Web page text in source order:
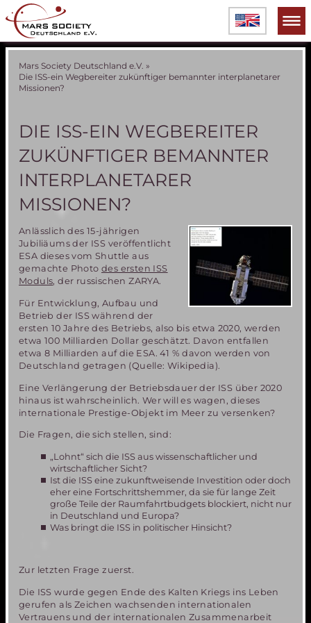
Mars Society Deutschland e.V. »
Die ISS-ein Wegbereiter zukünftiger bemannter interplanetarer
Missionen?
DIE ISS-EIN WEGBEREITER
ZUKÜNFTIGER BEMANNTER
INTERPLANETARER
MISSIONEN?
Anlässlich des 15-jährigen
Jubiliäums der ISS veröffentlicht
ESA dieses vom Shuttle aus
gemachte Photodes ersten ISS
Moduls, der russischen ZARYA.
Für Entwicklung, Aufbau und
Betrieb der ISS während der
ersten 10 Jahre des Betriebs, also bis etwa 2020, werden
etwa 100 Milliarden Dollar geschätzt. Davon entfallen
etwa 8 Milliarden auf die ESA. 41 % davon werden von
Deutschland getragen (Quelle: Wikipedia).
Eine Verlängerung der Betriebsdauer der ISS über 2020
hinaus ist wahrscheinlich. Wer will es wagen, dieses
internationale Prestige-Objekt im Meer zu versenken?
Die Fragen, die sich stellen, sind:
„Lohnt“ sich die ISS aus wissenschaftlicher und
wirtschaftlicher Sicht?
Ist die ISS eine zukunftweisende Investition oder doch
eher eine Fortschrittshemmer, da sie für lange Zeit
große Teile der Raumfahrtbudgets blockiert, nicht nur
in Deutschland und Europa?
Was bringt die ISS in politischer Hinsicht?
Zur letzten Frage zuerst.
Die ISS wurde gegen Ende des Kalten Kriegs ins Leben
gerufen als Zeichen wachsenden internationalen
Vertrauens und der internationalen Zusammenarbeit